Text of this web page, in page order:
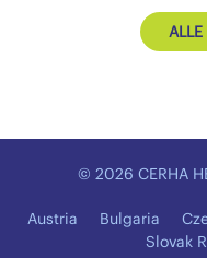
© 2026 CERHA
Austria Bulgaria
Slovak